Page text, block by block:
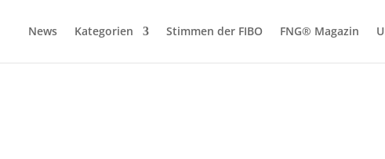
News Kategorien Stimmen der FIBO FNG® Magazin